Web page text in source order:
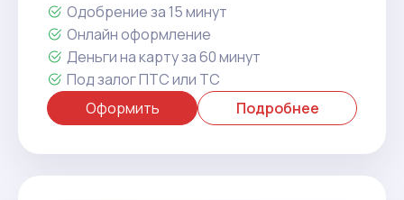
Одобрение за 15 минут
Онлайн оформление
Деньги на карту за 60 минут
Под залог ПТС или ТС
Оформить
Подробнее